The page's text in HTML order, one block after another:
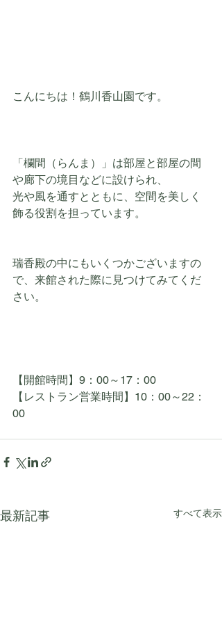
こんにちは！鶴川香山園です。
「欄間（らんま）」は部屋と部屋の間
や廊下の境目などに設けられ、
光や風を通すとともに、空間を美しく
飾る役割を担っています。
瑞香殿の中にもいくつかございますの
で、来館された際に見つけてみてくだ
さい。
【開館時間】9：00～17：00
【レストラン営業時間】10：00～22：
00
最新記事 すべて表示